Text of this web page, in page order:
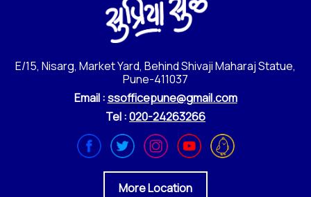
E/15, Nisarg, Market Yard, Behind Shivaji Maharaj Statue,
Pune-411037
Email :ssofficepune@gmail.com
Tel :020-24263266
More Location